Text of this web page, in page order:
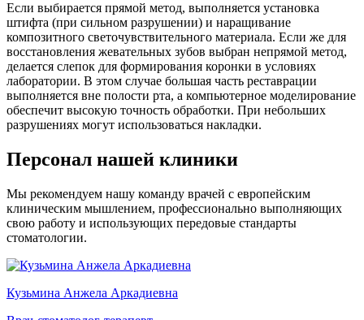
Если выбирается прямой метод, выполняется установка
штифта (при сильном разрушении) и наращивание
композитного светочувствительного материала. Если же для
восстановления жевательных зубов выбран непрямой метод,
делается слепок для формирования коронки в условиях
лаборатории. В этом случае большая часть реставрации
выполняется вне полости рта, а компьютерное моделирование
обеспечит высокую точность обработки. При небольших
разрушениях могут использоваться накладки.
Персонал нашей клиники
Мы рекомендуем нашу команду врачей с европейским
клиническим мышлением, профессионально выполняющих
свою работу и использующих передовые стандарты
стоматологии.
Кузьмина Анжела Аркадиевна